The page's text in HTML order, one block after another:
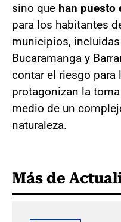
sino que han puesto
para los habitantes
municipios,
Bucaramanga y
contar el riesgo para
protagonizan la
medio de un
naturaleza.
Más de